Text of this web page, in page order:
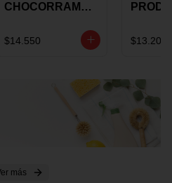
CHOCORRAMO
X 20 GRS
$14.550
X 15
$13.200
más